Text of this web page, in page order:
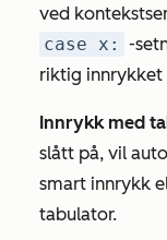
ved
case x:
-
riktig innrykket
Innrykk med
slått på, vil
smart innrykk
tabulator.